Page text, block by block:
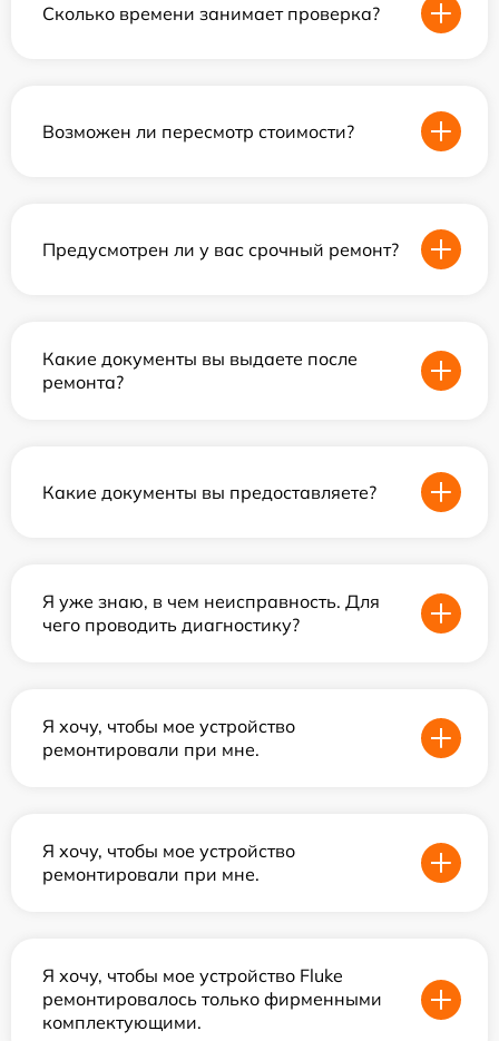
Сколько времени занимает проверка?
Возможен ли пересмотр стоимости?
Предусмотрен ли у вас срочный ремонт?
Какие документы вы выдаете после
ремонта?
Какие документы вы предоставляете?
Я уже знаю, в чем неисправность. Для
чего проводить диагностику?
Я хочу, чтобы мое устройство
ремонтировали при мне.
Я хочу, чтобы мое устройство
ремонтировали при мне.
Я хочу, чтобы мое устройство Fluke
ремонтировалось только фирменными
комплектующими.